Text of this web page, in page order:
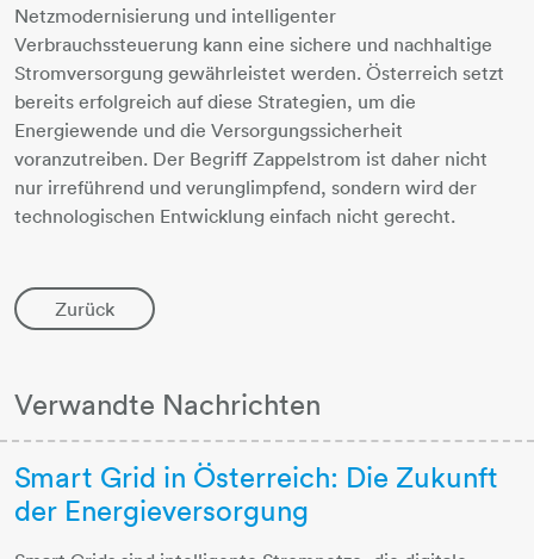
Netzmodernisierung und intelligenter
Verbrauchssteuerung kann eine sichere und nachhaltige
Stromversorgung gewährleistet werden. Österreich setzt
bereits erfolgreich auf diese Strategien, um die
Energiewende und die Versorgungssicherheit
voranzutreiben. Der Begriff Zappelstrom ist daher nicht
nur irreführend und verunglimpfend, sondern wird der
technologischen Entwicklung einfach nicht gerecht.
Zurück
Verwandte Nachrichten
Smart Grid in Österreich: Die Zukunft
der Energieversorgung